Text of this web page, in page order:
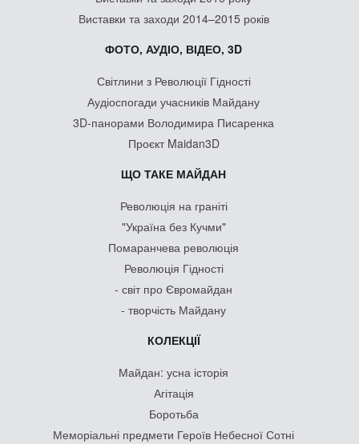
Виставки та заходи 2014–2015 років
ФОТО, АУДІО, ВІДЕО, 3D
Світлини з Революції Гідності
Аудіоспогади учасників Майдану
3D-панорами Володимира Писаренка
Проєкт Maidan3D
ЩО ТАКЕ МАЙДАН
Революція на граніті
"Україна без Кучми"
Помаранчева революція
Революція Гідності
- світ про Євромайдан
- творчість Майдану
КОЛЕКЦІЇ
Майдан: усна історія
Агітація
Боротьба
Меморіальні предмети Героїв Небесної Сотні